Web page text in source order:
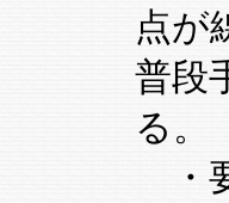
点が
普段
る。
・